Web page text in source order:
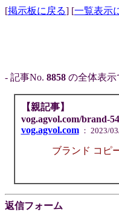
[掲示板に戻る] [一覧表示
- 記事No. 8858 の全体表示
【親記事】
vog.agvol.com/brand-
vog.agvol.com： 2023/
ブランド コピ
返信フォーム